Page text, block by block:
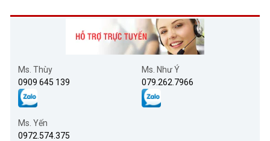
Ms. Thùy
0909 645 139
Ms. Như Ý
079.262.7966
Ms. Yến
0972.574.375